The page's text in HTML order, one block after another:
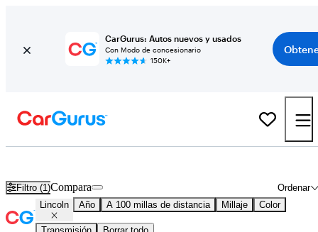
CarGurus: Autos nuevos y usados
Con Modo de concesionario
150K+
Filtro (1) Ordenar
Compara
Lincoln Año A 100 millas de distancia Millaje Color